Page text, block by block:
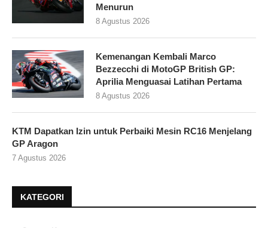
Menurun
8 Agustus 2026
Kemenangan Kembali Marco
Bezzecchi di MotoGP British GP:
Aprilia Menguasai Latihan Pertama
8 Agustus 2026
KTM Dapatkan Izin untuk Perbaiki Mesin RC16 Menjelang
GP Aragon
7 Agustus 2026
KATEGORI